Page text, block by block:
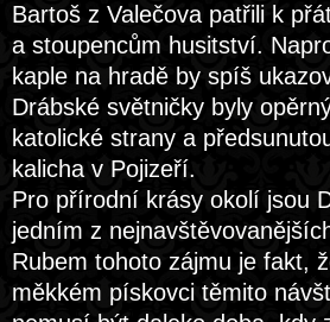
Bartoš z Valečova patřili k
a stoupencům husitství.
kaple na hradě by spíš
Drábské světničky byly
katolické strany a
kalicha v Pojizeří.
Pro přírodní krásy okolí jsou
jedním z
Rubem tohoto zájmu je fakt,
měkkém pískovci těmito